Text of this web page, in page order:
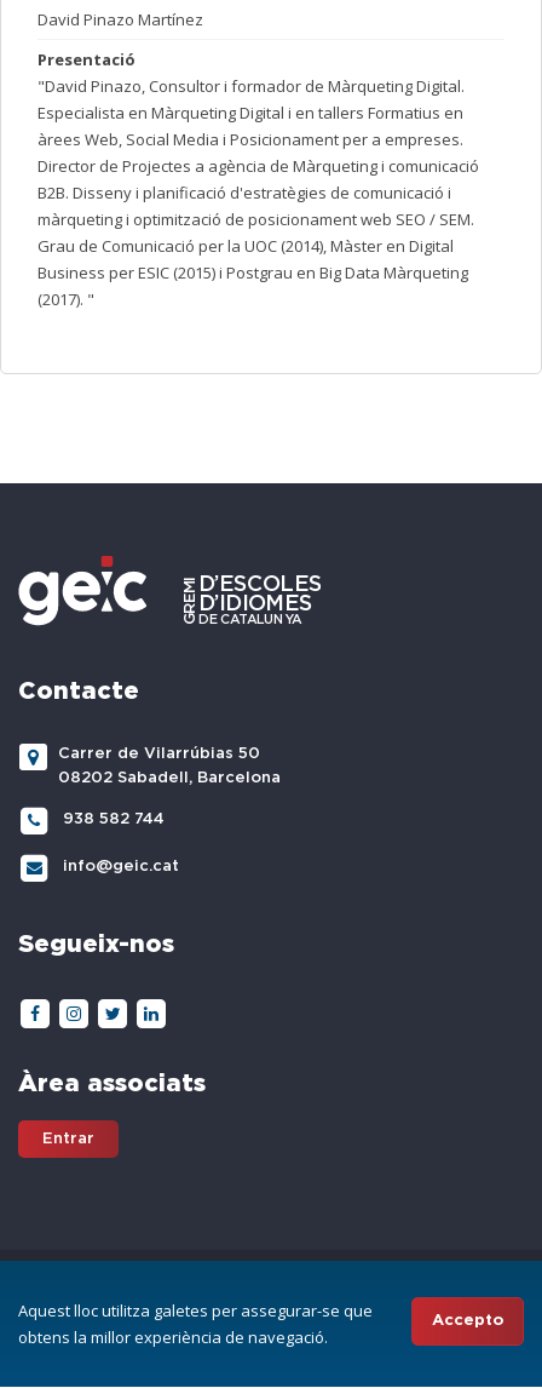
David Pinazo Martínez
Presentació
"David Pinazo, Consultor i formador de Màrqueting Digital.
Especialista en Màrqueting Digital i en tallers Formatius en
àrees Web, Social Media i Posicionament per a empreses.
Director de Projectes a agència de Màrqueting i comunicació
B2B. Disseny i planificació d'estratègies de comunicació i
màrqueting i optimització de posicionament web SEO / SEM.
Grau de Comunicació per la UOC (2014), Màster en Digital
Business per ESIC (2015) i Postgrau en Big Data Màrqueting
(2017). "
Contacte
Carrer de Vilarrúbias 50
08202 Sabadell, Barcelona
938 582 744
info@geic.cat
Segueix-nos
Àrea associats
Entrar
All Rights Reserved © GEIC | Gremi d'Escoles d'Idiomes de Catalunya
Disseny i programació web perProjectes a Internet
Aquest lloc utilitza galetes per assegurar-se que
obtens la millor experiència de navegació.
Accepto